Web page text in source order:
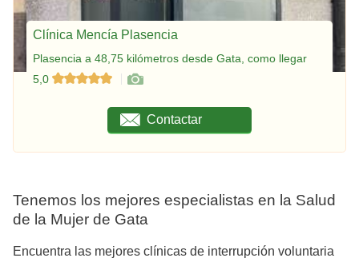
Clínica Mencía Plasencia
Plasencia a 48,75 kilómetros desde Gata, como llegar
5,0
Contactar
Tenemos los mejores especialistas en la Salud
de la Mujer de Gata
Encuentra las mejores clínicas de interrupción voluntaria